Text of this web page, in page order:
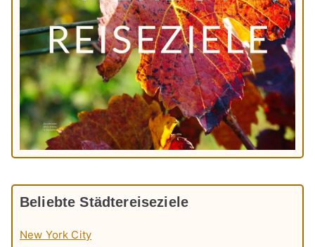
Beliebte Städtereiseziele
New York City